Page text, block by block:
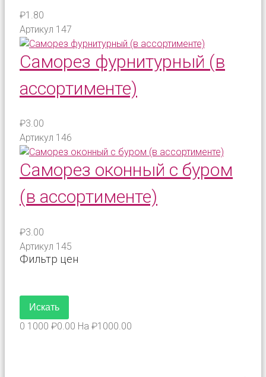
₽1.80
Артикул 147
Саморез фурнитурный (в
ассортименте)
₽3.00
Артикул 146
Саморез оконный с буром
(в ассортименте)
₽3.00
Артикул 145
Фильтр цен
0 1000 ₽0.00 На ₽1000.00